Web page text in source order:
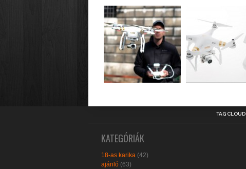
TAG CLOUD
KATEGÓRIÁK
18-as karika (42)
ajánló (63)